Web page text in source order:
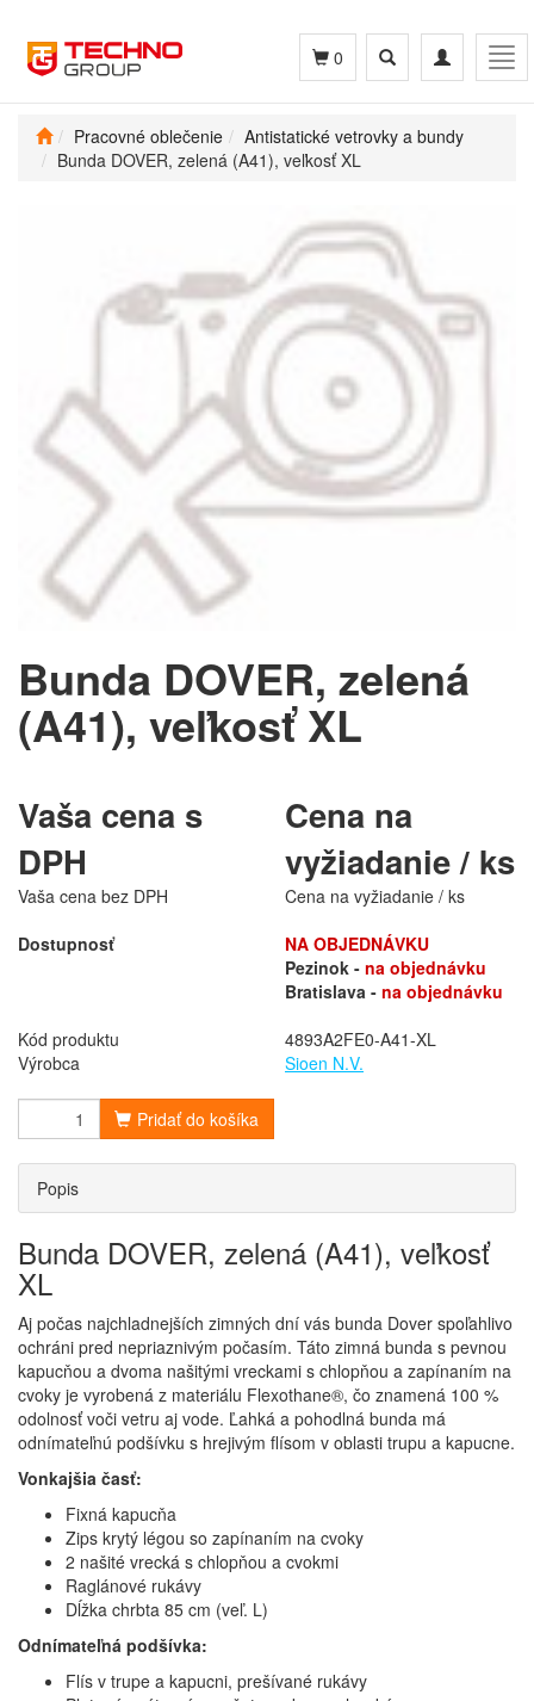
Toggle
navigation
Toggle
search
0
Pracovné oblečenie
Antistatické vetrovky a bundy
Bunda DOVER, zelená (A41), veľkosť XL
Bunda DOVER, zelená
(A41), veľkosť XL
Vaša cena s
DPH
Cena na
vyžiadanie / ks
Vaša cena bez DPH
Cena na vyžiadanie / ks
Dostupnosť
NA OBJEDNÁVKU
Pezinok - na objednávku
Bratislava - na objednávku
Kód produktu
4893A2FE0-A41-XL
Výrobca
Sioen N.V.
Pridať do košíka
Popis
Bunda DOVER, zelená (A41), veľkosť
XL
Aj počas najchladnejších zimných dní vás bunda Dover spoľahlivo
ochráni pred nepriaznivým počasím. Táto zimná bunda s pevnou
kapucňou a dvoma našitými vreckami s chlopňou a zapínaním na
cvoky je vyrobená z materiálu Flexothane®, čo znamená 100 %
odolnosť voči vetru aj vode. Ľahká a pohodlná bunda má
odnímateľnú podšívku s hrejivým flísom v oblasti trupu a kapucne.
Vonkajšia časť:
Fixná kapucňa
Zips krytý légou so zapínaním na cvoky
2 našité vrecká s chlopňou a cvokmi
Raglánové rukávy
Dĺžka chrbta 85 cm (veľ. L)
Odnímateľná podšívka:
Flís v trupe a kapucni, prešívané rukávy